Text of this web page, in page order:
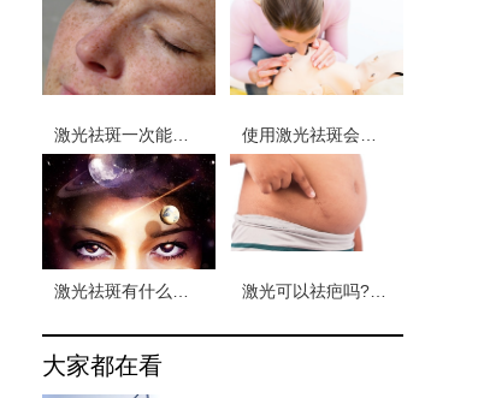
大家都在看